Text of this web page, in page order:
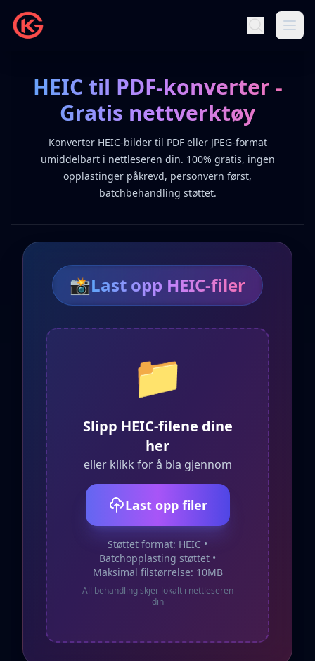
HEIC til PDF-konverter -
Gratis nettverktøy
Konverter HEIC-bilder til PDF eller JPEG-format
umiddelbart i nettleseren din. 100% gratis, ingen
opplastinger påkrevd, personvern først,
batchbehandling støttet.
📸Last opp HEIC-filer
📁
Slipp HEIC-filene dine
her
eller klikk for å bla gjennom
Last opp filer
Støttet format: HEIC •
Batchopplasting støttet •
Maksimal filstørrelse: 10MB
All behandling skjer lokalt i nettleseren
din